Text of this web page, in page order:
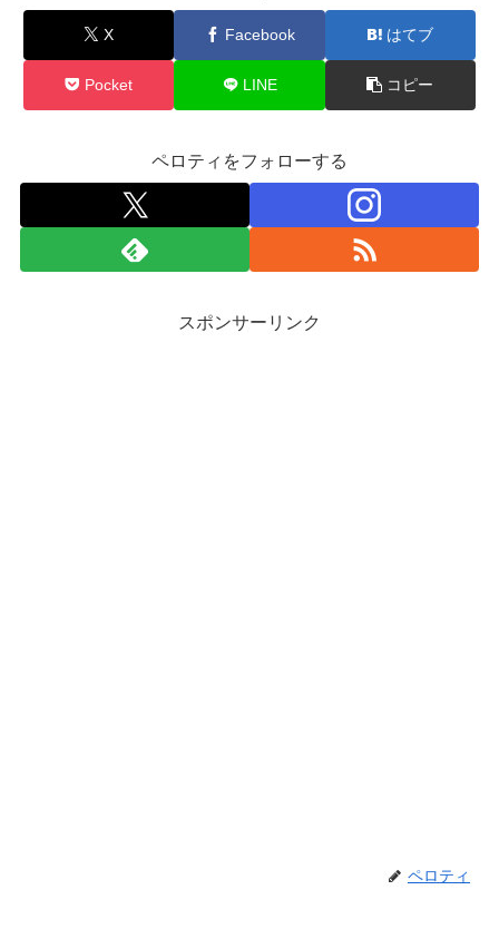
X Facebook はてブ
Pocket LINE コピー
ペロティをフォローする
スポンサーリンク
ペロティ